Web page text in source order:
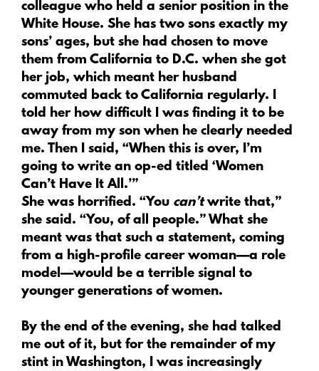
colleague who held a senior position in the
White House. She has two sons exactly my
sons’ ages, but she had chosen to move
them from California to D.C. when she got
her job, which meant her husband
commuted back to California regularly. I
told her how difficult I was finding it to be
away from my son when he clearly needed
me. Then I said, “When this is over, I’m
going to write an op-ed titled ‘Women
Can’t Have It All.’”
She was horrified. “You can’twrite that,”
she said. “You, of all people.” What she
meant was that such a statement, coming
from a high-profile career woman—a role
model—would be a terrible signal to
younger generations of women.
By the end of the evening, she had talked
me out of it, but for the remainder of my
stint in Washington, I was increasingly